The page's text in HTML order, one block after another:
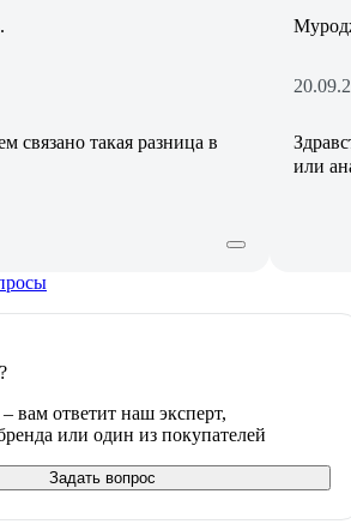
связано такая разница в
или
вам ответит наш эксперт,
или один из покупателей
Задать вопрос